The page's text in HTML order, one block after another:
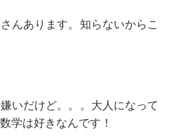
んあります。知らないからこ
いだけど。。。大人になって
学は好きなんです！